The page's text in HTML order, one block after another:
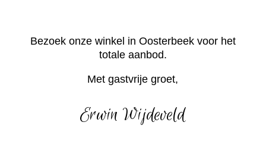
Bezoek onze winkel in Oosterbeek voor het
totale aanbod.
Met gastvrije groet,
Erwin Wijdeveld